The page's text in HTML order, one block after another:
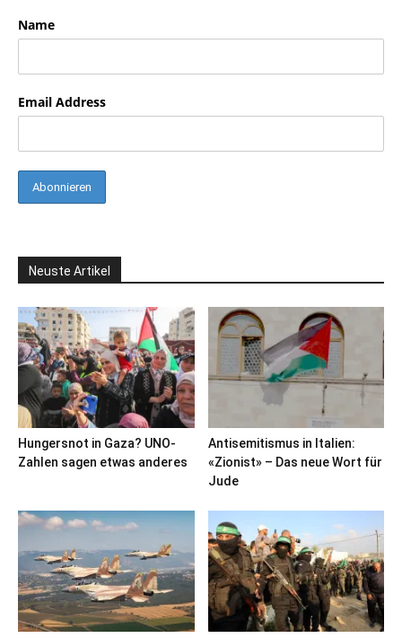
Name
Email Address
Neuste Artikel
Hungersnot in Gaza? UNO-
Zahlen sagen etwas anderes
Antisemitismus in Italien:
«Zionist» – Das neue Wort für
Jude